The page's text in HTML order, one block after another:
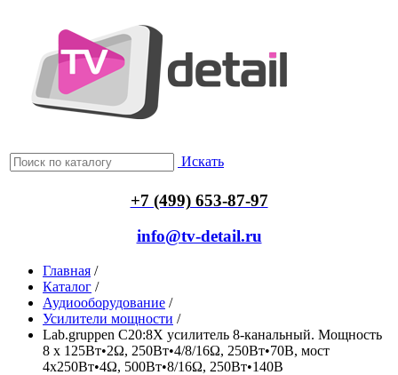
Искать
+7 (499) 653-87-97
info@tv-detail.ru
Главная /
Каталог /
Аудиооборудование /
Усилители мощности /
Lab.gruppen C20:8X усилитель 8-канальный. Мощность
8 x 125Вт•2Ω, 250Вт•4/8/16Ω, 250Вт•70В, мост
4х250Вт•4Ω, 500Вт•8/16Ω, 250Вт•140В